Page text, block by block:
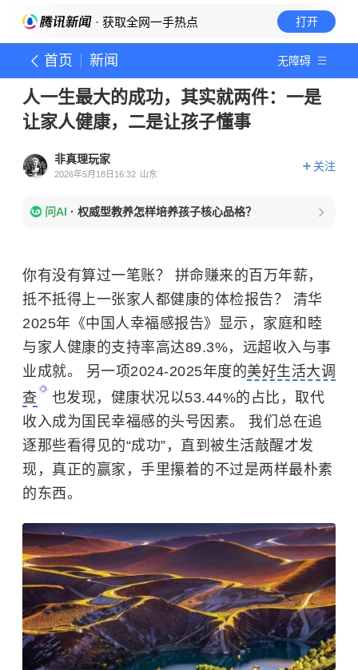
· 获取全网一手热点 打开
首页 新闻 无障碍
人一生最大的成功，其实就两件：一是
让家人健康，二是让孩子懂事
非真理玩家
2026年5月18日16:32 山东
关注
问AI · 权威型教养怎样培养孩子核心品格？
你有没有算过一笔账？ 拼命赚来的百万年薪，
抵不抵得上一张家人都健康的体检报告？ 清华
2025年《中国人幸福感报告》显示，家庭和睦
与家人健康的支持率高达89.3%，远超收入与事
业成就。 另一项2024-2025年度的美好生活大调
查
也发现，健康状况以53.44%的占比，取代
收入成为国民幸福感的头号因素。 我们总在追
逐那些看得见的“成功”，直到被生活敲醒才发
现，真正的赢家，手里攥着的不过是两样最朴素
的东西。